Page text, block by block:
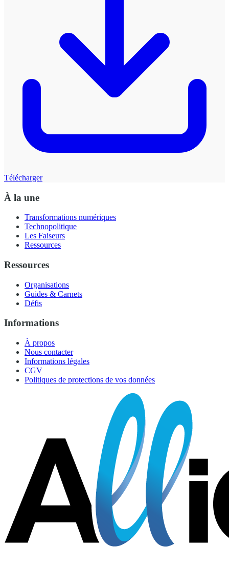
Télécharger
À la une
Transformations numériques
Technopolitique
Les Faiseurs
Ressources
Ressources
Organisations
Guides & Carnets
Défis
Informations
À propos
Nous contacter
Informations légales
CGV
Politiques de protections de vos données